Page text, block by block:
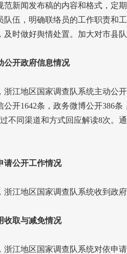
闻发布稿的内容和格式，定期
队伍，明确联络员的工作职责和
及时做好舆情处置。加大对市县
开政府信息情况
浙江地区国家调查队系统主动公
公开1642条，政务微博公开386条
不同渠道和方式回应解读8次。
公开工作情况
浙江地区国家调查队系统收到政
取与减免情况
浙江地区国家调查队系统对依申